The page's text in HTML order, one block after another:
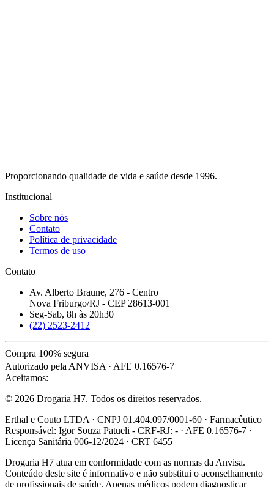
Proporcionando qualidade de vida e saúde desde 1996.
Institucional
Sobre nós
Contato
Política de privacidade
Termos de uso
Contato
Av. Alberto Braune, 276 - Centro
Nova Friburgo/RJ - CEP 28613-001
Seg-Sab, 8h às 20h30
(22) 2523-2412
Compra 100% segura
Autorizado pela ANVISA · AFE 0.16576-7
Aceitamos:
© 2026 Drogaria H7. Todos os direitos reservados.
Erthal e Couto LTDA · CNPJ 01.404.097/0001-60 · Farmacêutico
Responsável: Igor Souza Patueli - CRF-RJ: - · AFE 0.16576-7 ·
Licença Sanitária 006-12/2024 · CRT 6455
Drogaria H7 atua em conformidade com as normas da Anvisa.
Conteúdo deste site é informativo e não substitui o aconselhamento
de profissionais de saúde. Apenas médicos podem diagnosticar